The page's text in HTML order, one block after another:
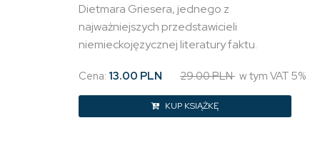
Dietmara Griesera, jednego z
najważniejszych przedstawicieli
niemieckojęzycznej literatury faktu.
Cena: 13.00 PLN 29.00 PLN w tym VAT 5%
KUP KSIĄŻKĘ